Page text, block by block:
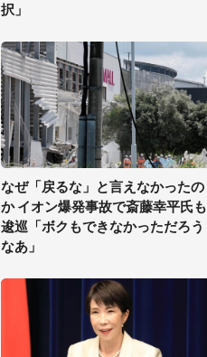
択」
なぜ「戻るな」と言えなかったの
か イオン爆発事故で斎藤幸平氏も
逡巡「ボクもできなかっただろう
なあ」